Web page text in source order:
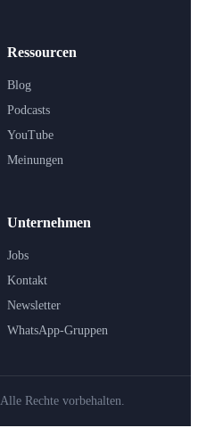
Ressourcen
Blog
Podcasts
YouTube
Meinungen
Unternehmen
Jobs
Kontakt
Newsletter
WhatsApp-Gruppen
Rechte vorbehalten.